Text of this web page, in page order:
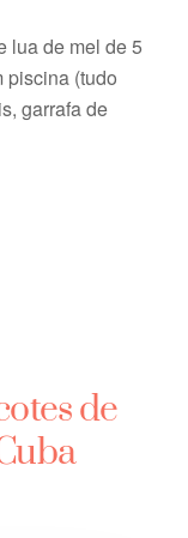
lua de mel de 5
piscina (tudo
garrafa de
de